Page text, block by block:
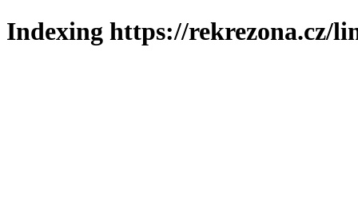
Indexing https://rekrezona.cz/